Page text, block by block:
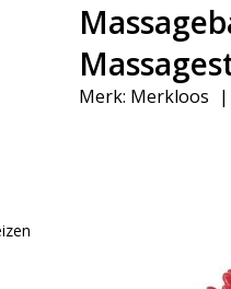
Merk: Merkloos |